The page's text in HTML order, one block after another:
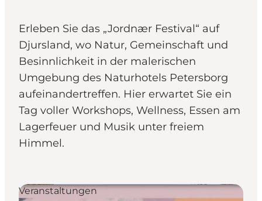
Erleben Sie das „Jordnær Festival“ auf
Djursland, wo Natur, Gemeinschaft und
Besinnlichkeit in der malerischen
Umgebung des Naturhotels Petersborg
aufeinandertreffen. Hier erwartet Sie ein
Tag voller Workshops, Wellness, Essen am
Lagerfeuer und Musik unter freiem
Himmel.
Veranstaltungen